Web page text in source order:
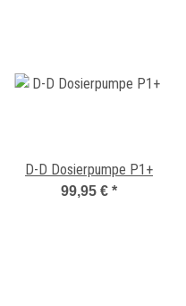
D-D Dosierpumpe P1+
99,95 € *